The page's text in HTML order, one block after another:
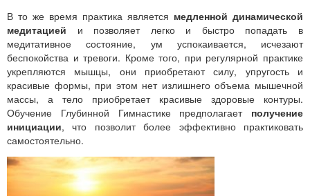
В то же время практика является медленной динамической
медитацией и позволяет легко и быстро попадать в
медитативное состояние, ум успокаивается, исчезают
беспокойства и тревоги. Кроме того, при регулярной практике
укрепляются мышцы, они приобретают силу, упругость и
красивые формы, при этом нет излишнего объема мышечной
массы, а тело приобретает красивые здоровые контуры.
Обучение Глубинной Гимнастике предполагает получение
инициации, что позволит более эффективно практиковать
самостоятельно.